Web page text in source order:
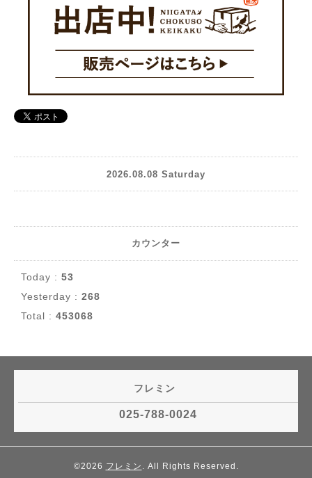
2026.08.08 Saturday
カウンター
Today : 53
Yesterday : 268
Total : 453068
フレミン
025-788-0024
©2026 フレミン . All Rights Reserved.